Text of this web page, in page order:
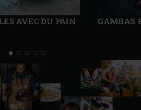
AVEC DU PAIN GAMBAS